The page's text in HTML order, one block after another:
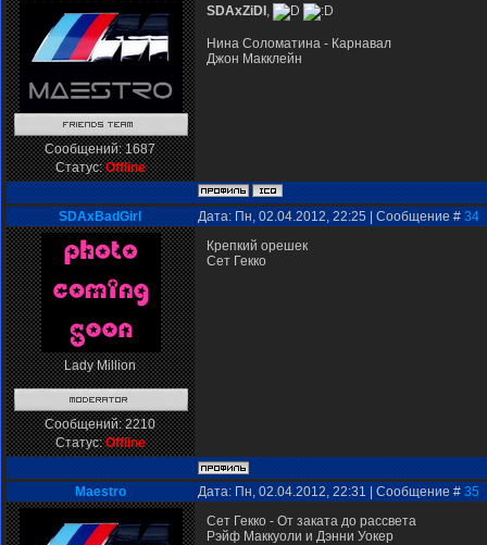
Сообщений:1687
Статус:Offline
SDAxZiDI ,
Нина Соломатина - Карнавал
Джон Макклейн
SDAxBadGirl Дата: Пн, 02.04.2012, 22:25 | Сообщение # 34
Lady Million
Сообщений:2210
Статус:Offline
Крепкий орешек
Сет Гекко
Мaestro Дата: Пн, 02.04.2012, 22:31 | Сообщение # 35
Сет Гекко - От заката до рассвета
Рэйф Маккуоли и Дэнни Уокер